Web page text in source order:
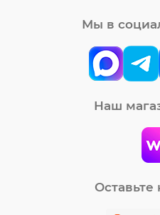
Мы в
Наш
Оставьте